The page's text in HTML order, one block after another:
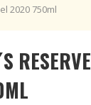
2020 750ml
RESERVE